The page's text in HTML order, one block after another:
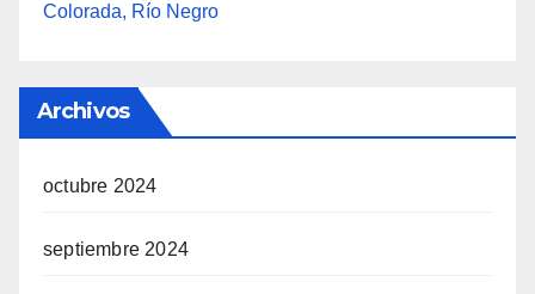
Colorada, Río Negro
Archivos
octubre 2024
septiembre 2024